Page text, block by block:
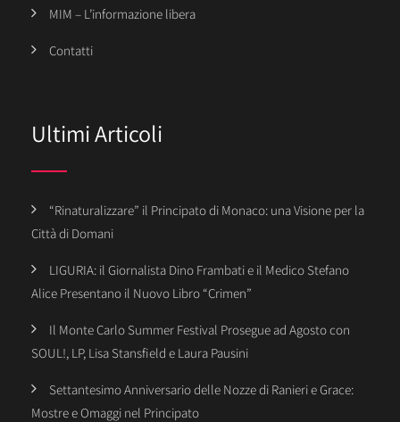
MIM – L’informazione libera
Contatti
Ultimi Articoli
“Rinaturalizzare” il Principato di Monaco: una Visione per la
Città di Domani
LIGURIA: il Giornalista Dino Frambati e il Medico Stefano
Alice Presentano il Nuovo Libro “Crimen”
Il Monte Carlo Summer Festival Prosegue ad Agosto con
SOUL!, LP, Lisa Stansfield e Laura Pausini
Settantesimo Anniversario delle Nozze di Ranieri e Grace:
Mostre e Omaggi nel Principato